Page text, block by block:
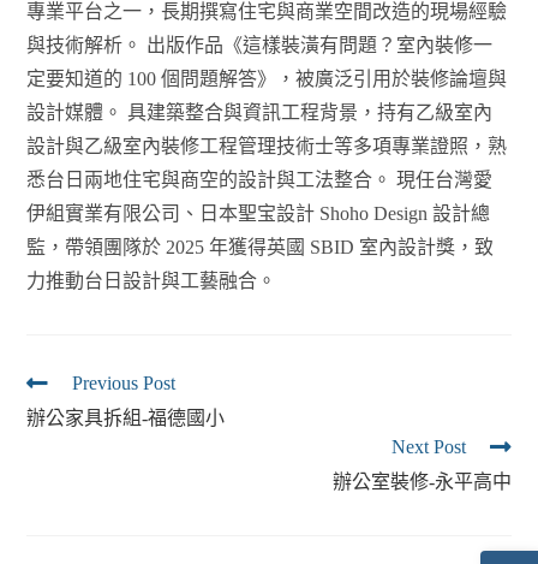
專業平台之一，長期撰寫住宅與商業空間改造的現場經驗
與技術解析。 出版作品《這樣裝潢有問題？室內裝修一
定要知道的 100 個問題解答》，被廣泛引用於裝修論壇與
設計媒體。 具建築整合與資訊工程背景，持有乙級室內
設計與乙級室內裝修工程管理技術士等多項專業證照，熟
悉台日兩地住宅與商空的設計與工法整合。 現任台灣愛
伊組實業有限公司、日本聖宝設計 Shoho Design 設計總
監，帶領團隊於 2025 年獲得英國 SBID 室內設計獎，致
力推動台日設計與工藝融合。
Previous Post
辦公家具拆組-福德國小
Next Post
辦公室裝修-永平高中